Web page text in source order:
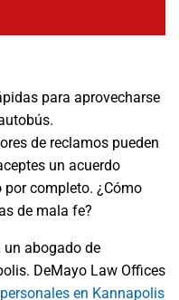
para aprovecharse
de reclamos pueden
un acuerdo
completo. ¿Cómo
de mala fe?
un abogado de
DeMayo Law Offices
en Kannapolis